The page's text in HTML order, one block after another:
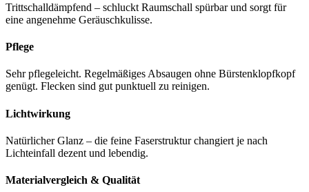
Trittschalldämpfend – schluckt Raumschall spürbar und sorgt für
eine angenehme Geräuschkulisse.
Pflege
Sehr pflegeleicht. Regelmäßiges Absaugen ohne Bürstenklopfkopf
genügt. Flecken sind gut punktuell zu reinigen.
Lichtwirkung
Natürlicher Glanz – die feine Faserstruktur changiert je nach
Lichteinfall dezent und lebendig.
Materialvergleich & Qualität